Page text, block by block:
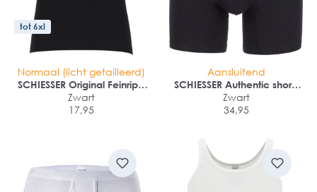
tot 6xl
Normaal (licht getailleerd)
SCHIESSER Original Feinripp
singlet (1-pack)
Zwart
17,95
Aansluitend
SCHIESSER Authentic shorts
(2-pack)
Zwart
34,95